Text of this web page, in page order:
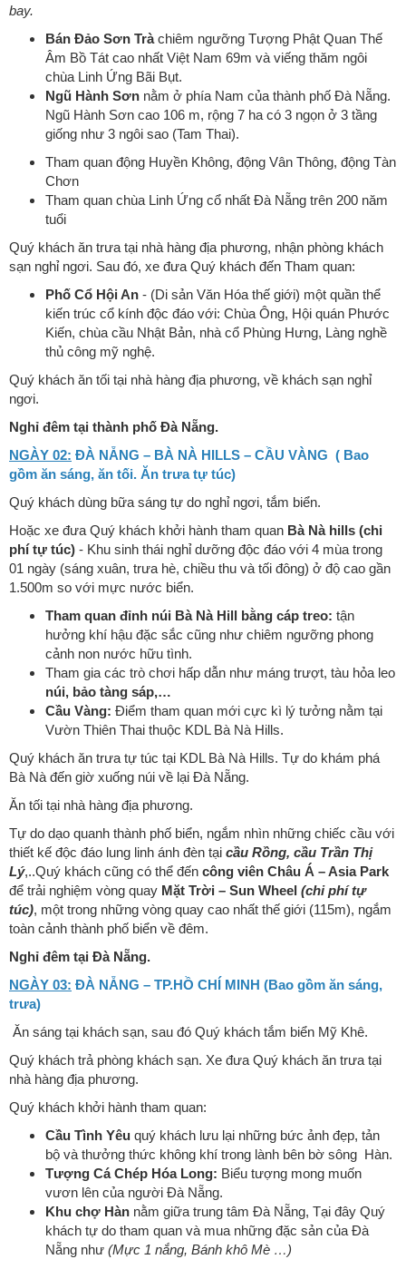
bay.
Bán Đảo Sơn Tràchiêm ngưỡng Tượng Phật Quan Thế
Âm Bồ Tát cao nhất Việt Nam 69m và viếng thăm ngôi
chùa Linh Ứng Bãi Bụt.
Ngũ Hành Sơn nằm ở phía Nam của thành phố Đà Nẵng.
Ngũ Hành Sơn cao 106 m, rộng 7 ha có 3 ngọn ở 3 tầng
giống như 3 ngôi sao (Tam Thai).
Tham quan động Huyền Không, động Vân Thông, động Tàn
Chơn
Tham quan chùa Linh Ứng cổ nhất Đà Nẵng trên 200 năm
tuổi
Quý khách ăn trưa tại nhà hàng địa phương, nhận phòng khách
sạn nghỉ ngơi. Sau đó, xe đưa Quý khách đến Tham quan:
Phố Cổ Hội An - (Di sản Văn Hóa thế giới) một quần thể
kiến trúc cổ kính độc đáo với: Chùa Ông, Hội quán Phước
Kiến, chùa cầu Nhật Bản, nhà cổ Phùng Hưng, Làng nghề
thủ công mỹ nghệ.
Quý khách ăn tối tại nhà hàng địa phương, về khách sạn nghỉ
ngơi.
Nghỉ đêm tại thành phố Đà Nẵng.
NGÀY 02: ĐÀ NẴNG – BÀ NÀ HILLS – CẦU VÀNG ( Bao
gồm ăn sáng, ăn tối. Ăn trưa tự túc)
Quý khách dùng bữa sáng tự do nghỉ ngơi, tắm biển.
Hoặc xe đưa Quý khách khởi hành tham quan Bà Nà hills (chi
phí tự túc) - Khu sinh thái nghỉ dưỡng độc đáo với 4 mùa trong
01 ngày (sáng xuân, trưa hè, chiều thu và tối đông) ở độ cao gần
1.500m so với mực nước biển.
Tham quan đỉnh núi Bà Nà Hill bằng cáp treo: tận
hưởng khí hậu đặc sắc cũng như chiêm ngưỡng phong
cảnh non nước hữu tình.
Tham gia các trò chơi hấp dẫn như máng trượt, tàu hỏa leo
núi, bảo tàng sáp,…
Cầu Vàng: Điểm tham quan mới cực kì lý tưởng nằm tại
Vườn Thiên Thai thuộc KDL Bà Nà Hills.
Quý khách ăn trưa tự túc tại KDL Bà Nà Hills. Tự do khám phá
Bà Nà đến giờ xuống núi về lại Đà Nẵng.
Ăn tối tại nhà hàng địa phương.
Tự do dạo quanh thành phố biển, ngắm nhìn những chiếc cầu với
thiết kế độc đáo lung linh ánh đèn tại cầu Rồng, cầu Trần Thị
Lý,..Quý khách cũng có thể đến công viên Châu Á – Asia Park
để trải nghiệm vòng quay Mặt Trời – Sun Wheel (chi phí tự
túc), một trong những vòng quay cao nhất thế giới (115m), ngắm
toàn cảnh thành phố biển về đêm.
Nghỉ đêm tại Đà Nẵng.
NGÀY 03: ĐÀ NẴNG – TP.HỒ CHÍ MINH (Bao gồm ăn sáng,
trưa)
Ăn sáng tại khách sạn, sau đó Quý khách tắm biển Mỹ Khê.
Quý khách trả phòng khách sạn. Xe đưa Quý khách ăn trưa tại
nhà hàng địa phương.
Quý khách khởi hành tham quan:
Cầu Tình Yêu quý khách lưu lại những bức ảnh đẹp, tản
bộ và thưởng thức không khí trong lành bên bờ sông Hàn.
Tượng Cá Chép Hóa Long: Biểu tượng mong muốn
vươn lên của người Đà Nẵng.
Khu chợ Hàn nằm giữa trung tâm Đà Nẵng, Tại đây Quý
khách tự do tham quan và mua những đặc sản của Đà
Nẵng như (Mực 1 nắng, Bánh khô Mè …)